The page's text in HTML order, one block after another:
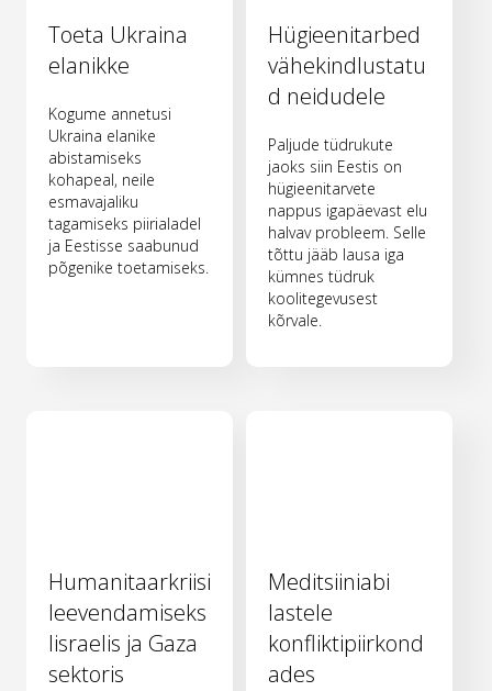
Toeta Ukraina
elanikke
Kogume annetusi
Ukraina elanike
abistamiseks
kohapeal, neile
esmavajaliku
tagamiseks piirialadel
ja Eestisse saabunud
põgenike toetamiseks.
Hügieenitarbed
vähekindlustatu
d neidudele
Paljude tüdrukute
jaoks siin Eestis on
hügieenitarvete
nappus igapäevast elu
halvav probleem. Selle
tõttu jääb lausa iga
kümnes tüdruk
koolitegevusest
kõrvale.
Humanitaarkriisi
leevendamiseks
Iisraelis ja Gaza
sektoris
Meditsiiniabi
lastele
konfliktipiirkond
ades